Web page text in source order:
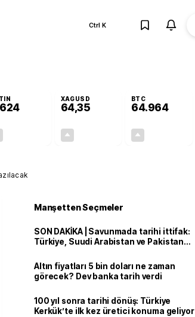
Ctrl K
XAGUSD
64,35
BTC
64.964
Manşetten Seçmeler
SON DAKİKA | Savunmada tarihi ittifak:
Türkiye, Suudi Arabistan ve Pakistan
Altın fiyatları 5 bin doları ne zaman
görecek? Dev banka tarih verdi
100 yıl sonra tarihi dönüş: Türkiye
Kerkük’te ilk kez üretici konuma geliyor